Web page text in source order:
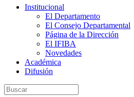
Institucional
El Departamento
El Consejo Departamental
Página de la Dirección
El IFIBA
Novedades
Académica
Difusión